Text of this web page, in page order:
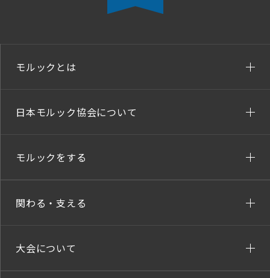
モルックとは
日本モルック協会について
モルックをする
関わる・支える
大会について